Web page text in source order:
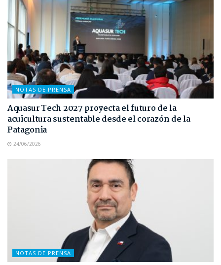
NOTAS DE PRENSA
Aquasur Tech 2027 proyecta el futuro de la
acuicultura sustentable desde el corazón de la
Patagonia
24/06/2026
NOTAS DE PRENSA